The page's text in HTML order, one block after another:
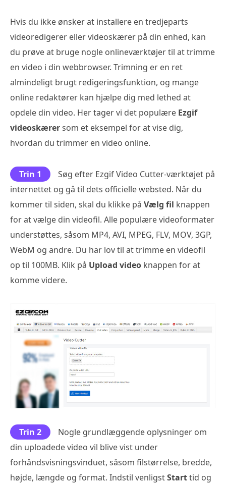
Hvis du ikke ønsker at installere en tredjeparts
videoredigerer eller videoskærer på din enhed, kan
du prøve at bruge nogle onlineværktøjer til at trimme
en video i din webbrowser. Trimning er en ret
almindeligt brugt redigeringsfunktion, og mange
online redaktører kan hjælpe dig med lethed at
opdele din video. Her tager vi det populære Ezgif
videoskærersom et eksempel for at vise dig,
hvordan du trimmer en video online.
Trin 1
Søg efter Ezgif Video Cutter-værktøjet på
internettet og gå til dets officielle websted. Når du
kommer til siden, skal du klikke på Vælg fil knappen
for at vælge din videofil. Alle populære videoformater
understøttes, såsom MP4, AVI, MPEG, FLV, MOV, 3GP,
WebM og andre. Du har lov til at trimme en videofil
op til 100MB. Klik på Upload video knappen for at
komme videre.
Trin 2
Nogle grundlæggende oplysninger om
din uploadede video vil blive vist under
forhåndsvisningsvinduet, såsom filstørrelse, bredde,
højde, længde og format. Indstil venligstStarttid og